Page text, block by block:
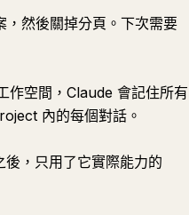
然後關掉分頁。下次需要
作空間，Claude 會記住所有
內的每個對話。
，只用了它實際能力的